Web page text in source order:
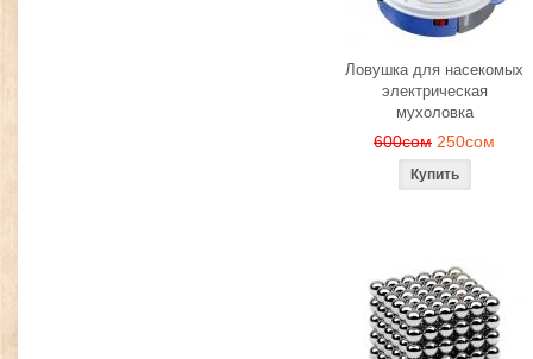
Ловушка для насекомых
электрическая
мухоловка
600сом 250сом